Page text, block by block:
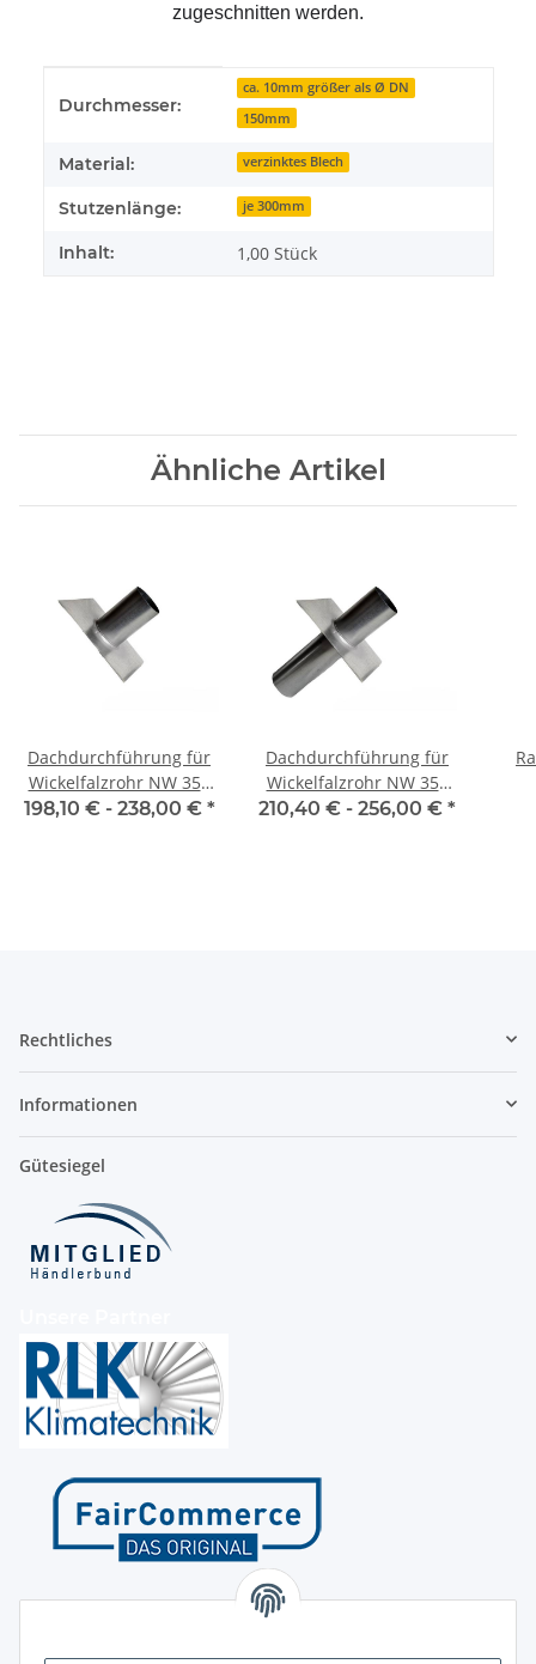
zugeschnitten werden.
Durchmesser:
ca. 10mm größer als Ø DN
150mm
Material: verzinktes Blech
Stutzenlänge: je 300mm
Inhalt: 1,00 Stück
Ähnliche Artikel
Dachdurchführung für
Wickelfalzrohr NW 355
mm 0°-45° einseitig
198,10 € - 238,00 € *
Dachdurchführung für
Wickelfalzrohr NW 355
mm 0° - 45° zweiseitig
210,40 € - 256,00 € *
Rechtliches
Informationen
Gütesiegel
Höffgeshofweg 14